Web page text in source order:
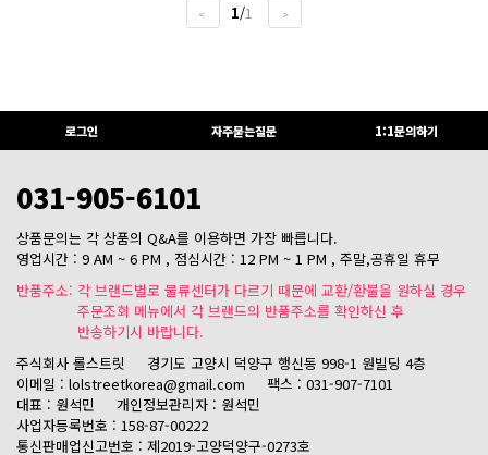
< 1/1 >
로그인 자주묻는질문 1:1문의하기
031-905-6101
상품문의는 각 상품의 Q&A를 이용하면 가장 빠릅니다.
영업시간 : 9 AM ~ 6 PM , 점심시간 : 12 PM ~ 1 PM , 주말,공휴일 휴무
반품주소: 각 브랜드별로 물류센터가 다르기 때문에 교환/환불을 원하실 경우
주문조회 메뉴에서 각 브랜드의 반품주소를 확인하신 후
반송하기시 바랍니다.
주식회사 롤스트릿
경기도 고양시 덕양구 행신동 998-1 원빌딩 4층
이메일 : lolstreetkorea@gmail.com
팩스 : 031-907-7101
대표 : 원석민
개인정보관리자 : 원석민
사업자등록번호 : 158-87-00222
통신판매업신고번호 : 제2019-고양덕양구-0273호